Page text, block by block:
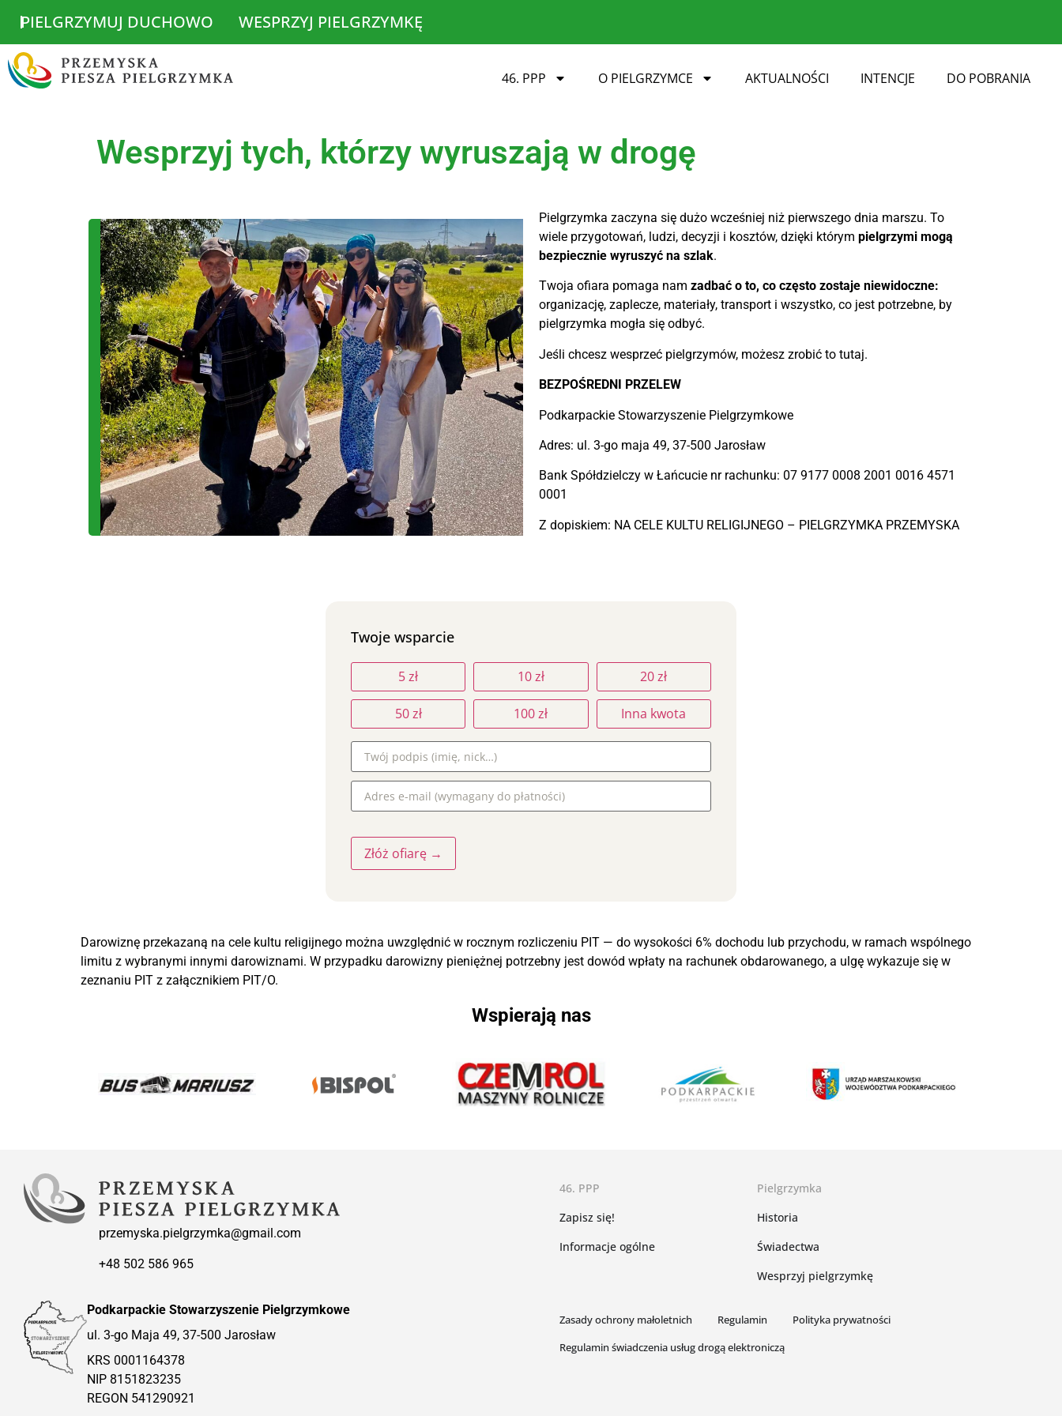
PIELGRZYMUJ DUCHOWO WESPRZYJ PIELGRZYMKĘ
46. PPP O PIELGRZYMCE AKTUALNOŚCI INTENCJE DO POBRANIA
Wesprzyj tych, którzy wyruszają w drogę
Pielgrzymka zaczyna się dużo wcześniej niż pierwszego dnia marszu. To
wiele przygotowań, ludzi, decyzji i kosztów, dzięki którym pielgrzymi mogą
bezpiecznie wyruszyć na szlak.
Twoja ofiara pomaga nam zadbać o to, co często zostaje niewidoczne:
organizację, zaplecze, materiały, transport i wszystko, co jest potrzebne, by
pielgrzymka mogła się odbyć.
Jeśli chcesz wesprzeć pielgrzymów, możesz zrobić to tutaj.
BEZPOŚREDNI PRZELEW
Podkarpackie Stowarzyszenie Pielgrzymkowe
Adres: ul. 3-go maja 49, 37-500 Jarosław
Bank Spółdzielczy w Łańcucie nr rachunku: 07 9177 0008 2001 0016 4571
0001
Z dopiskiem: NA CELE KULTU RELIGIJNEGO – PIELGRZYMKA PRZEMYSKA
Twoje wsparcie
5 zł 10 zł 20 zł
50 zł 100 zł Inna kwota
Złóż ofiarę →
Darowiznę przekazaną na cele kultu religijnego można uwzględnić w rocznym rozliczeniu PIT — do wysokości 6% dochodu lub przychodu, w ramach wspólnego
limitu z wybranymi innymi darowiznami. W przypadku darowizny pieniężnej potrzebny jest dowód wpłaty na rachunek obdarowanego, a ulgę wykazuje się w
zeznaniu PIT z załącznikiem PIT/O.
Wspierają nas
przemyska.pielgrzymka@gmail.com
+48 502 586 965
Podkarpackie Stowarzyszenie Pielgrzymkowe
ul. 3-go Maja 49, 37-500 Jarosław
KRS 0001164378
NIP 8151823235
REGON 541290921
46. PPP
Zapisz się!
Informacje ogólne
Pielgrzymka
Historia
Świadectwa
Wesprzyj pielgrzymkę
Zasady ochrony małoletnich Regulamin
Polityka prywatności
Regulamin świadczenia usług drogą elektroniczą